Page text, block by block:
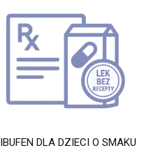
IBUFEN DLA DZIECI O SMAKU